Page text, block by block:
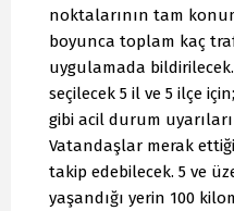
noktalarının tam
boyunca toplam kaç
uygulamada
seçilecek 5 il ve 5 ilçe
gibi acil durum
Vatandaşlar merak
takip edebilecek. 5 ve
yaşandığı yerin 100